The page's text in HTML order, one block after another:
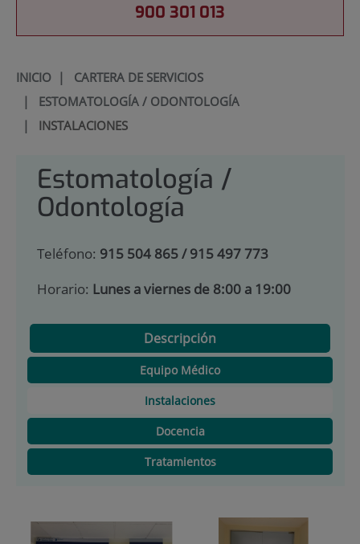
900 301 013
INICIO| CARTERA DE SERVICIOS
| ESTOMATOLOGÍA / ODONTOLOGÍA
| INSTALACIONES
Estomatología /
Odontología
Teléfono: 915 504 865 / 915 497 773
Horario: Lunes a viernes de 8:00 a 19:00
Descripción
Equipo Médico
Instalaciones
Docencia
Tratamientos